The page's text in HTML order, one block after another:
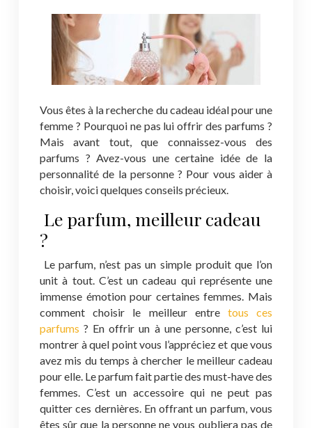
Vous êtes à la recherche du cadeau idéal pour une
femme ? Pourquoi ne pas lui offrir des parfums ?
Mais avant tout, que connaissez-vous des
parfums ? Avez-vous une certaine idée de la
personnalité de la personne ? Pour vous aider à
choisir, voici quelques conseils précieux.
Le parfum, meilleur cadeau
?
Le parfum, n’est pas un simple produit que l’on
unit à tout. C’est un cadeau qui représente une
immense émotion pour certaines femmes. Mais
comment choisir le meilleur entre tous ces
parfums ? En offrir un à une personne, c’est lui
montrer à quel point vous l’appréciez et que vous
avez mis du temps à chercher le meilleur cadeau
pour elle. Le parfum fait partie des must-have des
femmes. C’est un accessoire qui ne peut pas
quitter ces dernières. En offrant un parfum, vous
êtes sûr que la personne ne vous oubliera pas de